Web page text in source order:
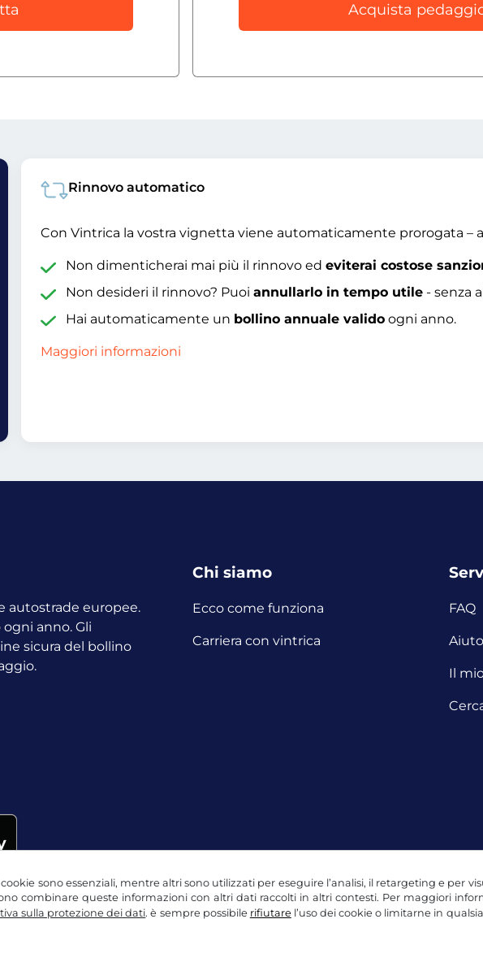
sono essenziali, mentre altri sono utilizzati per eseguire l’analisi, il retargeting e per
combinare queste informazioni con altri dati raccolti in altri contesti. Per maggiori
sulla protezione dei dati. è sempre possibile rifiutarel’uso dei cookie o limitarne in
Acquista
Rinnovo automatico
Con Vintrica la vostra vignetta viene automaticamente prorogata –
Non dimenticherai mai più il rinnovo ed eviterai costose
Non desideri il rinnovo? Puoi annullarlo in tempo utile- senza
Hai automaticamente un bollino annuale validoogni anno.
Maggiori informazioni
autostrade europee.
anno. Gli
sicura del bollino
Chi siamo
Ecco come funziona
Carriera con vintrica
FAQ
Il